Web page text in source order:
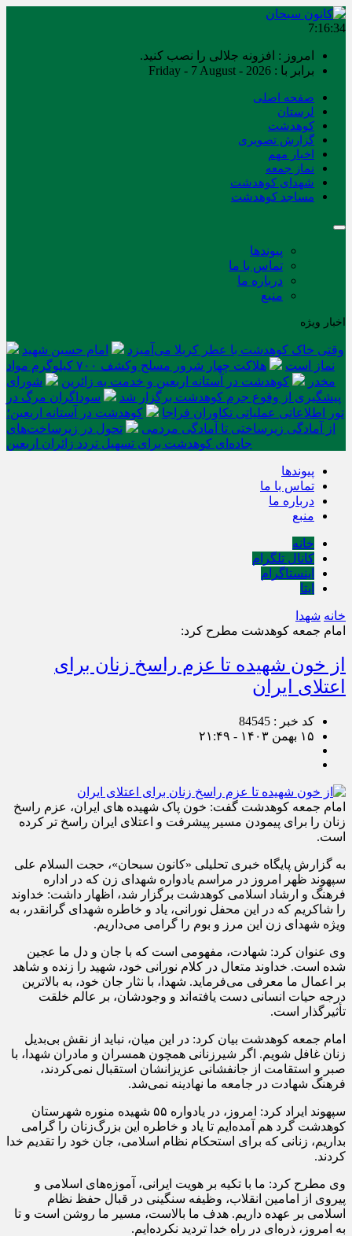
7:16:35
امروز : افزونه جلالی را نصب کنید.
برابر با : Friday - 7 August - 2026
صفحه اصلی
لرستان
کوهدشت
گزارش تصویری
اخبار مهم
نماز جمعه
شهدای کوهدشت
مساجد کوهدشت
پیوندها
تماس با ما
درباره ما
منبع
اخبار ویژه
وقتی خاک کوهدشت با عطر کربلا می‌آمیزد
امام حسین شهید
نماز است
هلاکت چهار شرور مسلح وکشف ۷۰۰ کیلوگرم مواد
مخدر
کوهدشت در آستانه اربعین و خدمت‌ به زائرین
شورای
پیشگیری از وقوع جرم کوهدشت برگزار شد
سوداگران مرگ در
تور اطلاعاتی عملیاتی تکاوران فراجا
کوهدشت در آستانه اربعین؛
از آمادگی زیرساختی تا آمادگی مردمی
تحول در زیرساخت‌های
جاده‌ای کوهدشت برای تسهیل تردد زائران اربعین
پیوندها
تماس با ما
درباره ما
منبع
خانه
کانال تلگرام
اینستاگرام
ایتا
خانه شهدا
امام جمعه کوهدشت مطرح کرد:
از خون شهیده تا عزم راسخ زنان برای
اعتلای ایران
کد خبر : 84545
۱۵ بهمن ۱۴۰۳ - ۲۱:۴۹
امام جمعه کوهدشت گفت: خون پاک شهیده های ایران، عزم راسخ
زنان را برای پیمودن مسیر پیشرفت و اعتلای ایران راسخ تر کرده
است.
به گزارش پایگاه خبری تحلیلی «کانون سبحان»، حجت السلام علی
سپهوند ظهر امروز در مراسم یادواره شهدای زن که در اداره
فرهنگ و ارشاد اسلامی کوهدشت برگزار شد، اظهار داشت: خداوند
را شاکریم که در این محفل نورانی، یاد و خاطره شهدای گرانقدر، به
ویژه شهدای زن این مرز و بوم را گرامی می‌داریم.
وی عنوان کرد: شهادت، مفهومی است که با جان و دل ما عجین
شده است. خداوند متعال در کلام نورانی خود، شهید را زنده و شاهد
بر اعمال ما معرفی می‌فرماید. شهدا، با نثار جان خود، به بالاترین
درجه حیات انسانی دست یافته‌اند و وجودشان، بر عالم خلقت
تأثیرگذار است.
امام جمعه کوهدشت بیان کرد: در این میان، نباید از نقش بی‌بدیل
زنان غافل شویم. اگر شیرزنانی همچون همسران و مادران شهدا، با
صبر و استقامت از جانفشانی عزیزانشان استقبال نمی‌کردند،
فرهنگ شهادت در جامعه ما نهادینه نمی‌شد.
سپهوند ایراد کرد: امروز، در یادواره ۵۵ شهیده منوره شهرستان
کوهدشت گرد هم آمده‌ایم تا یاد و خاطره این بزرگ‌زنان را گرامی
بداریم، زنانی که برای استحکام نظام اسلامی، جان خود را تقدیم خدا
کردند.
وی مطرح کرد: ما با تکیه بر هویت ایرانی، آموزه‌های اسلامی و
پیروی از امامین انقلاب، وظیفه سنگینی در قبال حفظ نظام
اسلامی بر عهده داریم. هدف ما بالاست، مسیر ما روشن است و تا
به امروز، ذره‌ای در راه خدا تردید نکرده‌ایم.